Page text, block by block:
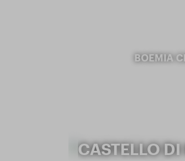
BOEMIA
CASTELLO